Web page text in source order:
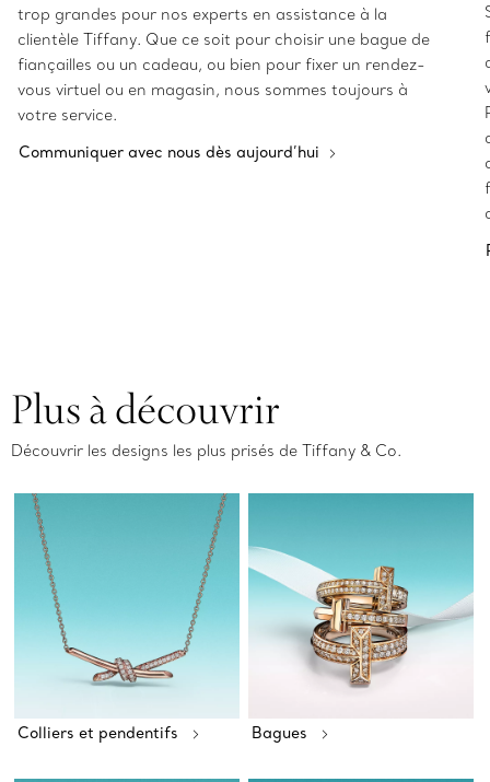
trop grandes pour nos experts en assistance à la
clientèle Tiffany. Que ce soit pour choisir une bague de
fiançailles ou un cadeau, ou bien pour fixer un rendez-
vous virtuel ou en magasin, nous sommes toujours à
votre service.
Communiquer avec nous dès aujourd’hui
Plus à découvrir
Découvrir les designs les plus prisés de Tiffany & Co.
Colliers et pendentifs Bagues